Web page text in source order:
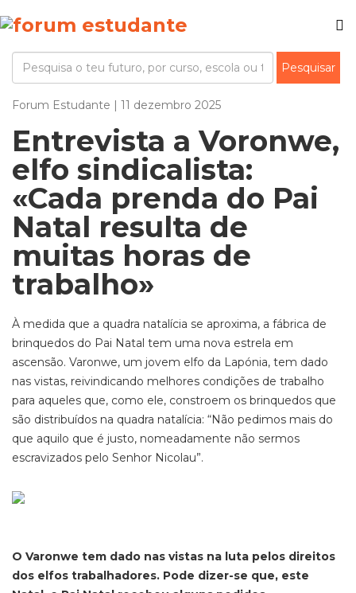
Forum Estudante | 11 dezembro 2025
Entrevista a Voronwe,
elfo sindicalista:
«Cada prenda do Pai
Natal resulta de
muitas horas de
trabalho»
À medida que a quadra natalícia se aproxima, a fábrica de
brinquedos do Pai Natal tem uma nova estrela em
ascensão. Varonwe, um jovem elfo da Lapónia, tem dado
nas vistas, reivindicando melhores condições de trabalho
para aqueles que, como ele, constroem os brinquedos que
são distribuídos na quadra natalícia: “Não pedimos mais do
que aquilo que é justo, nomeadamente não sermos
escravizados pelo Senhor Nicolau”.
O Varonwe tem dado nas vistas na luta pelos direitos
dos elfos trabalhadores. Pode dizer-se que, este